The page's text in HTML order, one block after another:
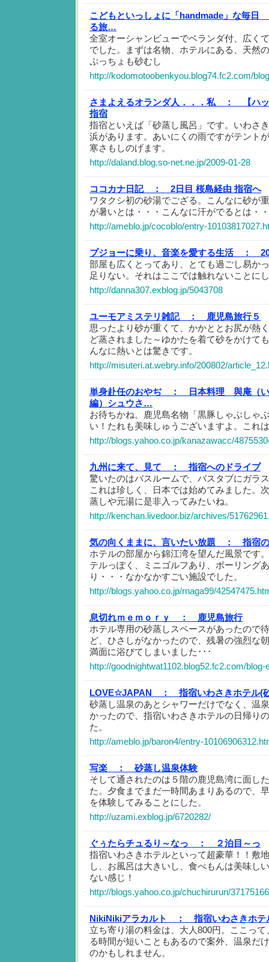
こどもといっしょに「handmade」な毎日
る旅…
全室オーシャンビューでベランダ付、広く
でした。まずは名物、ホテルにある、天然
ぷっちょも砂むし
http://kodomotoobenkyou.blog74.fc2.com/
さまよえるオランダ人．．．私 ：
【
指宿
指宿といえば「砂蒸し風呂」です。いわさ
浜があります。あいにくの雨ですがテント
寒さもしのげます。
http://daland.blog.so-net.ne.jp/2009-01-28
ココカナ日記 ：
2日目 桜島経由 指宿へ
ワタクシ初の砂湯でござる。こんなに砂が
が暑いとは・・・こんなに汗がでるとは・
http://ameblo.jp/cocoblo/entry-
プジョーに乗り、音楽を愛する生活 ：
部屋も広くとってあり、とても過ごし易か
足りない。それはここでは触れないことに
http://danna307.exblog.jp/5043708
ユーモアミステリ雑記 ：
鹿児島旅行５
思ったより砂が重くて、かかととお尻が熱
ど蒸されました～ゆかたを着て砂をかけて
んなに熱いとは驚きです。
http://misuteri.at.webry.info/200802/
単身赴任のおやぢ ：
日本料理 與庵（
編）シュウさ…
お待ちかね。鹿児島名物「黒豚しゃぶしゃ
い！たれも美味しゅうございますよ。これ
http://blogs.yahoo.co.jp/kanazawacc/
九州に来て、見て ：
指宿へのドライブ
驚いたのはバスルームで、バスタブにガラ
これは珍しく、日本では始めてみました。
蒸しや元湯に是非入ってみたいね。
http://kenchan.livedoor.biz/archives/
気の向くままに、言いたい放題 ：
指宿
ホテルの部屋から錦江湾を望んだ風景です
テルっぽく、ミニゴルフあり、ボーリング
り・・・なかなかすごい施設でした。
http://blogs.yahoo.co.jp/rnaga99/
息切れｍｅｍｏｒｙ ：
鹿児島旅行
ホテル専用の砂蒸しスペースがあったので
ど、ひさしがなかったので、残暑の強烈な
満面に浴びてしまいました･･･
http://goodnightwat1102.blog52.fc2.com/
LOVE☆JAPAN ：
指宿いわさきホテル(
砂蒸し温泉のあとシャワーだけでなく、温
かったので、指宿いわさきホテルの日帰り
た。
http://ameblo.jp/baron4/entry-
写楽 ：
砂蒸し温泉体験
そして通されたのは５階の鹿児島湾に面し
た。夕食までまだ一時間あまりあるので、
を体験してみることにした。
http://uzami.exblog.jp/6720282/
ぐぅたらチュるり～なっ ：
２泊目～っ
指宿いわさきホテルといって超豪華！！敷
し、お風呂は大きいし、食べもんは美味し
ない感じ！
http://blogs.yahoo.co.jp/chuchirurun/
NikiNikiアラカルト ：
指宿いわさきホ
立ち寄り湯の料金は、大人800円。ここっ
る時間が短いこともあるので案外、温泉だ
のかもしれません。